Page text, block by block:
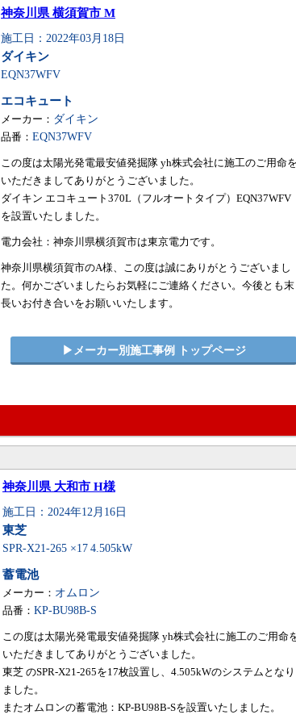
神奈川県 横須賀市 M
施工日：2022年03月18日
ダイキン
EQN37WFV
エコキュート
メーカー： ダイキン
品番： EQN37WFV
この度は太陽光発電最安値発掘隊 yh株式会社に施工のご用命
いただきましてありがとうございました。
ダイキン エコキュート370L（フルオートタイプ）EQN37WFV
を設置いたしました。
電力会社：神奈川県横須賀市は東京電力です。
神奈川県横須賀市のA様、この度は誠にありがとうございまし
た。何かございましたらお気軽にご連絡ください。今後とも末
長いお付き合いをお願いいたします。
▶︎メーカー別施工事例 トップページ
神奈川県 大和市 H様
施工日：2024年12月16日
東芝
SPR-X21-265 ×17 4.505kW
蓄電池
メーカー： オムロン
品番： KP-BU98B-S
この度は太陽光発電最安値発掘隊 yh株式会社に施工のご用命
いただきましてありがとうございました。
東芝 のSPR-X21-265を17枚設置し、4.505kWのシステムとなり
ました。
またオムロンの蓄電池：KP-BU98B-Sを設置いたしました。